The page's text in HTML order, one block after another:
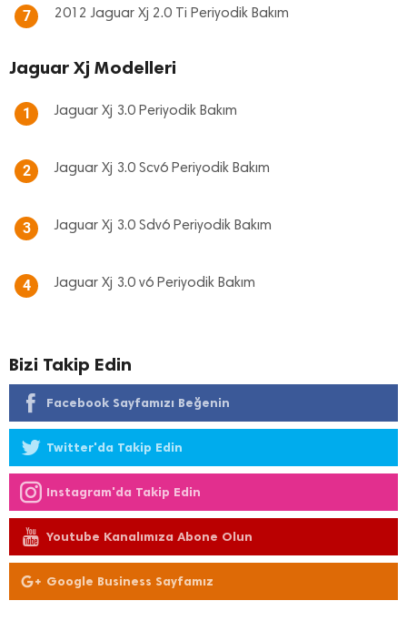
7 2012 Jaguar Xj 2.0 Ti Periyodik Bakım
Jaguar Xj Modelleri
1 Jaguar Xj 3.0 Periyodik Bakım
2 Jaguar Xj 3.0 Scv6 Periyodik Bakım
3 Jaguar Xj 3.0 Sdv6 Periyodik Bakım
4 Jaguar Xj 3.0 v6 Periyodik Bakım
Bizi Takip Edin
Facebook Sayfamızı Beğenin
Twitter'da Takip Edin
Instagram'da Takip Edin
Youtube Kanalımıza Abone Olun
Google Business Sayfamız